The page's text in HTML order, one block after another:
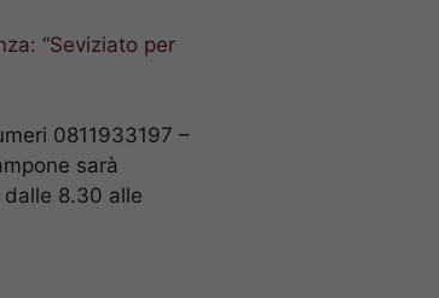
“Seviziato per
0811933197 –
sarà
8.30 alle